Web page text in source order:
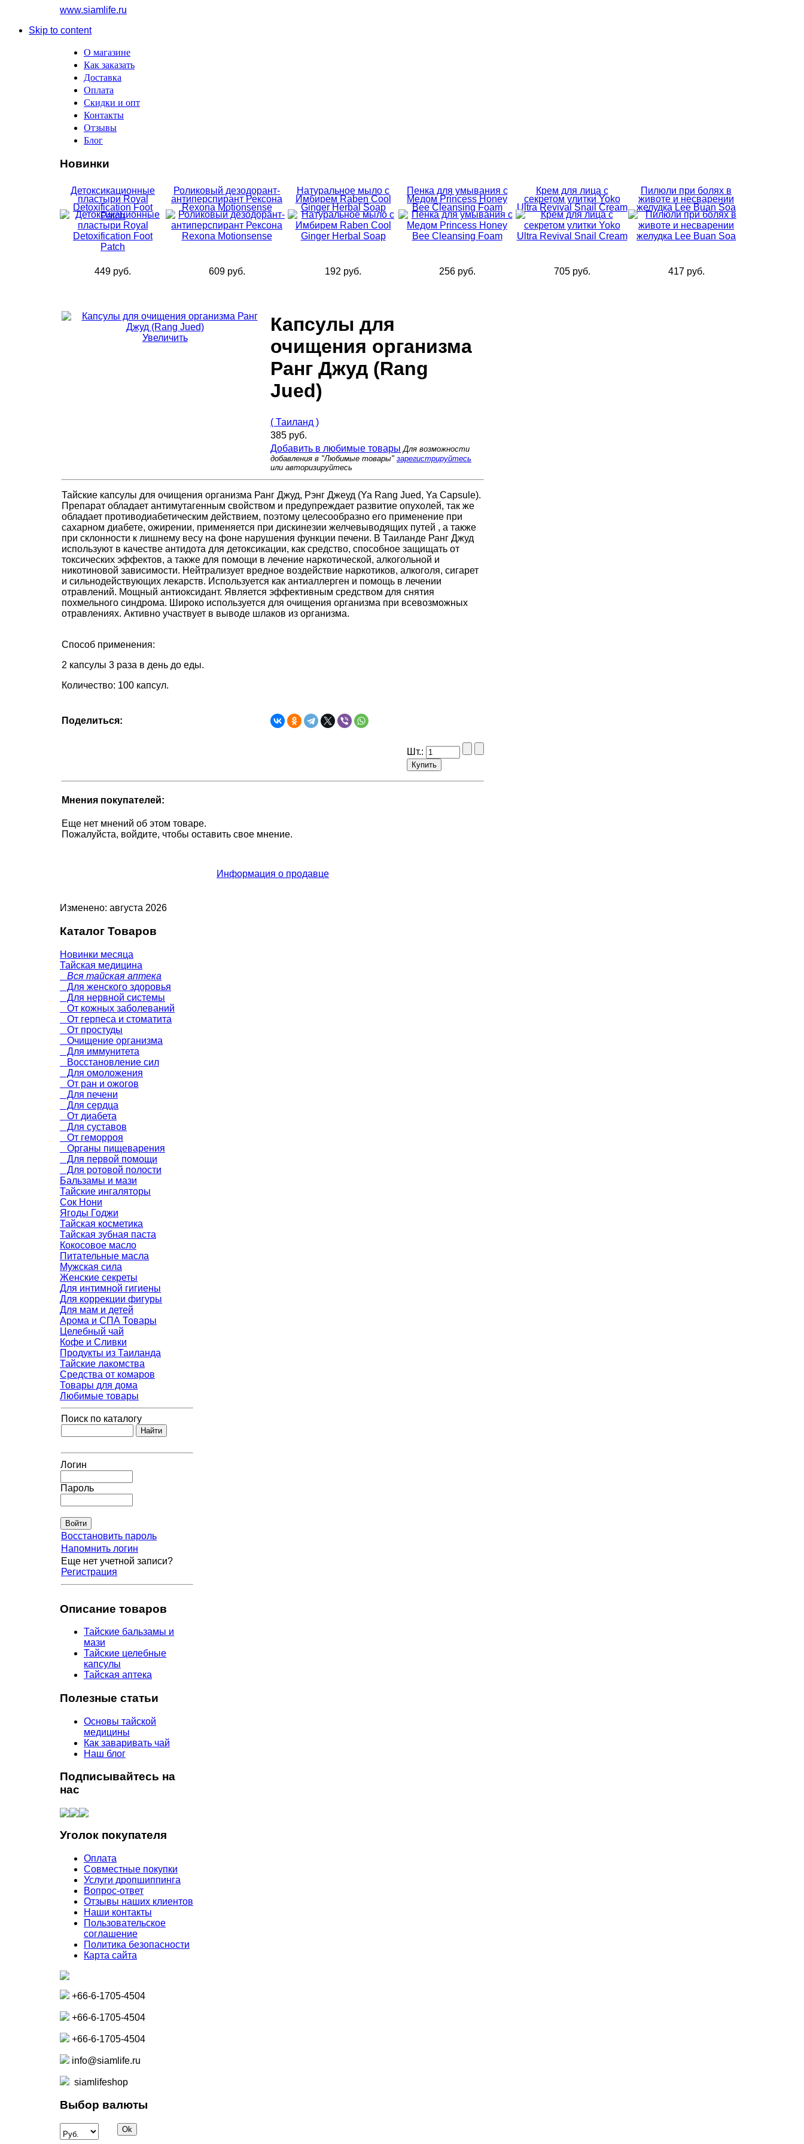
www.siamlife.ru
Skip to content
О магазине
Как заказать
Доставка
Оплата
Скидки и опт
Контакты
Отзывы
Блог
Новинки
Детоксикационные
пластыри Royal
Detoxification Foot
Patch
449 руб.
Роликовый дезодорант-
антиперспирант Рексона
Rexona Motionsense
609 руб.
Натуральное мыло с
Имбирем Raben Cool
Ginger Herbal Soap
192 руб.
Пенка для умывания с
Медом Princess Honey
Bee Cleansing Foam
256 руб.
Крем для лица с
секретом улитки Yoko
Ultra Revival Snail Cream
705 руб.
Пилюли при болях в
животе и несварении
желудка Lee Buan Soa
417 руб.
Увеличить
Капсулы для
очищения организма
Ранг Джуд (Rang
Jued)
( Таиланд )
385 руб.
Добавить в любимые товары Для возможности
добавления в "Любимые товары" зарегистрируйтесь
или авторизируйтесь
Тайские капсулы для очищения организма Ранг Джуд, Рэнг Джеуд (Ya Rang Jued, Ya Capsule).
Препарат обладает антимутагенным свойством и предупреждает развитие опухолей, так же
обладает противодиабетическим действием, поэтому целесообразно его применение при
сахарном диабете, ожирении, применяется при дискинезии желчевыводящих путей , а также
при склонности к лишнему весу на фоне нарушения функции печени. В Таиланде Ранг Джуд
используют в качестве антидота для детоксикации, как средство, способное защищать от
токсических эффектов, а также для помощи в лечение наркотической, алкогольной и
никотиновой зависимости. Нейтрализует вредное воздействие наркотиков, алкоголя, сигарет
и сильнодействующих лекарств. Используется как антиаллерген и помощь в лечении
отравлений. Мощный антиоксидант. Является эффективным средством для снятия
похмельного синдрома. Широко используется для очищения организма при всевозможных
отравлениях. Активно участвует в выводе шлаков из организма.
Способ применения:
2 капсулы 3 раза в день до еды.
Количество: 100 капсул.
Поделиться:
Шт.:
Мнения покупателей:
Еще нет мнений об этом товаре.
Пожалуйста, войдите, чтобы оставить свое мнение.
Информация о продавце
Изменено: августа 2026
Каталог Товаров
Новинки месяца
Тайская медицина
Вся тайская аптека
Для женского здоровья
Для нервной системы
От кожных заболеваний
От герпеса и стоматита
От простуды
Очищение организма
Для иммунитета
Восстановление сил
Для омоложения
От ран и ожогов
Для печени
Для сердца
От диабета
Для суставов
От геморроя
Органы пищеварения
Для первой помощи
Для ротовой полости
Бальзамы и мази
Тайские ингаляторы
Сок Нони
Ягоды Годжи
Тайская косметика
Тайская зубная паста
Кокосовое масло
Питательные масла
Мужская сила
Женские секреты
Для интимной гигиены
Для коррекции фигуры
Для мам и детей
Арома и СПА Товары
Целебный чай
Кофе и Сливки
Продукты из Таиланда
Тайские лакомства
Средства от комаров
Товары для дома
Любимые товары
Поиск по каталогу
Логин
Пароль
Восстановить пароль
Напомнить логин
Еще нет учетной записи?
Регистрация
Описание товаров
Тайские бальзамы и
мази
Тайские целебные
капсулы
Тайская аптека
Полезные статьи
Основы тайской
медицины
Как заваривать чай
Наш блог
Подписывайтесь на
нас
Уголок покупателя
Оплата
Совместные покупки
Услуги дропшиппинга
Вопрос-ответ
Отзывы наших клиентов
Наши контакты
Пользовательское
соглашение
Политика безопасности
Карта сайта
+66-6-1705-4504
+66-6-1705-4504
+66-6-1705-4504
info@siamlife.ru
siamlifeshop
Выбор валюты